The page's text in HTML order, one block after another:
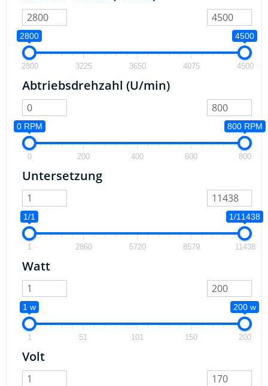
2800 4500
2800 3225 3650 4075 4500
Abtriebsdrehzahl (U/min)
0 RPM 800 RPM
0 200 400 600 800
Untersetzung
1/1 1/11438
1 2860 5720 8579 11438
Watt
1 w 200 w
1 51 101 150 200
Volt